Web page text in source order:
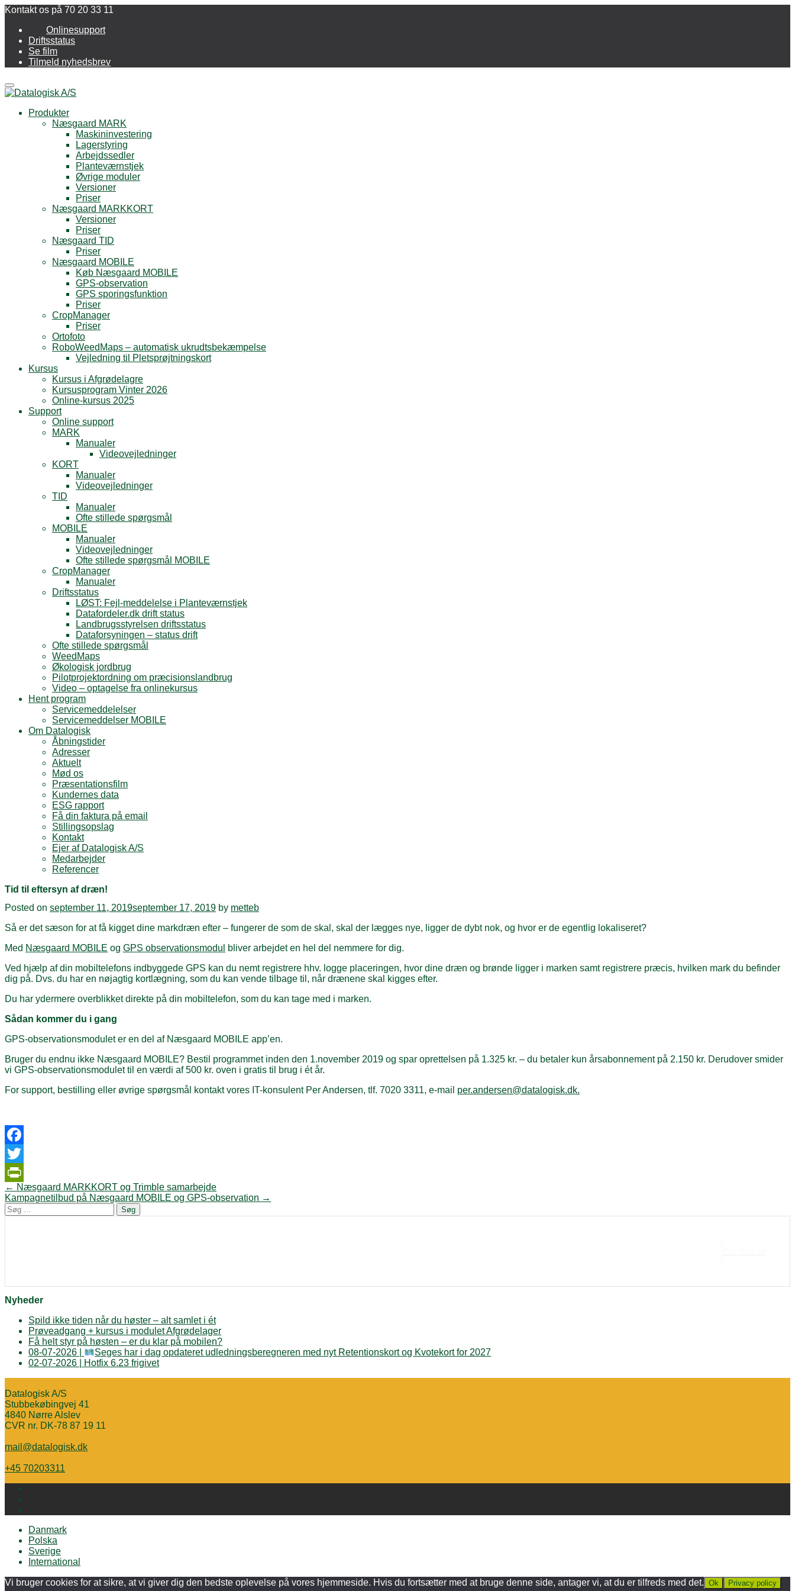
Kontakt os på 70 20 33 11
Onlinesupport
Driftsstatus
Se film
Tilmeld nyhedsbrev
Menu
Produkter
Næsgaard MARK
Maskininvestering
Lagerstyring
Arbejdssedler
Planteværnstjek
Øvrige moduler
Versioner
Priser
Næsgaard MARKKORT
Versioner
Priser
Næsgaard TID
Priser
Næsgaard MOBILE
Køb Næsgaard MOBILE
GPS-observation
GPS sporingsfunktion
Priser
CropManager
Priser
Ortofoto
RoboWeedMaps – automatisk ukrudtsbekæmpelse
Vejledning til Pletsprøjtningskort
Kursus
Kursus i Afgrødelagre
Kursusprogram Vinter 2026
Online-kursus 2025
Support
Online support
MARK
Manualer
Videovejledninger
KORT
Manualer
Videovejledninger
TID
Manualer
Ofte stillede spørgsmål
MOBILE
Manualer
Videovejledninger
Ofte stillede spørgsmål MOBILE
CropManager
Manualer
Driftsstatus
LØST: Fejl-meddelelse i Planteværnstjek
Datafordeler.dk drift status
Landbrugsstyrelsen driftsstatus
Dataforsyningen – status drift
Ofte stillede spørgsmål
WeedMaps
Økologisk jordbrug
Pilotprojektordning om præcisionslandbrug
Video – optagelse fra onlinekursus
Hent program
Servicemeddelelser
Servicemeddelser MOBILE
Om Datalogisk
Åbningstider
Adresser
Aktuelt
Mød os
Præsentationsfilm
Kundernes data
ESG rapport
Få din faktura på email
Stillingsopslag
Kontakt
Ejer af Datalogisk A/S
Medarbejder
Referencer
Tid til eftersyn af dræn!
Posted on september 11, 2019september 17, 2019 by metteb
Så er det sæson for at få kigget dine markdræn efter – fungerer de som de skal, skal der lægges nye, ligger de dybt nok, og hvor er de egentlig lokaliseret?
Med Næsgaard MOBILE og GPS observationsmodul
bliver arbejdet en hel del nemmere for dig.
Ved hjælp af din mobiltelefons indbyggede GPS kan du nemt registrere hhv. logge placeringen, hvor dine dræn og brønde ligger i marken samt registrere præcis, hvilken mark du befinder
dig på. Dvs. du har en nøjagtig kortlægning, som du kan vende tilbage til, når drænene skal kigges efter.
Du har ydermere overblikket direkte på din mobiltelefon, som du kan tage med i marken.
Sådan kommer du i gang
GPS-observationsmodulet er en del af Næsgaard MOBILE app’en.
Bruger du endnu ikke Næsgaard MOBILE? Bestil programmet inden den 1.november 2019 og spar oprettelsen på 1.325 kr. – du betaler kun årsabonnement på 2.150 kr. Derudover smider
vi GPS-observationsmodulet til en værdi af 500 kr. oven i gratis til brug i ét år.
For support, bestilling eller øvrige spørgsmål kontakt vores IT-konsulent Per Andersen, tlf. 7020 3311, e-mail per.andersen@datalogisk.dk.
Facebook
Twitter
PrintFriendly
Post
navigation
← Næsgaard MARKKORT og Trimble samarbejde
Kampagnetilbud på Næsgaard MOBILE og GPS-observation →
Søg
efter:
Nyheder
Spild ikke tiden når du høster – alt samlet i ét
Prøveadgang + kursus i modulet Afgrødelager
Få helt styr på høsten – er du klar på mobilen?
08-07-2026 |
Seges har i dag opdateret udledningsberegneren med nyt Retentionskort og Kvotekort for 2027
02-07-2026 | Hotfix 6.23 frigivet
Datalogisk A/S
Stubbekøbingvej 41
4840 Nørre Alslev
CVR nr. DK-78 87 19 11
mail@datalogisk.dk
+45 70203311
Danmark
Polska
Sverige
International
Vi bruger cookies for at sikre, at vi giver dig den bedste oplevelse på vores hjemmeside. Hvis du fortsætter med at bruge denne side, antager vi, at du er tilfreds med det. Ok Privacy policy